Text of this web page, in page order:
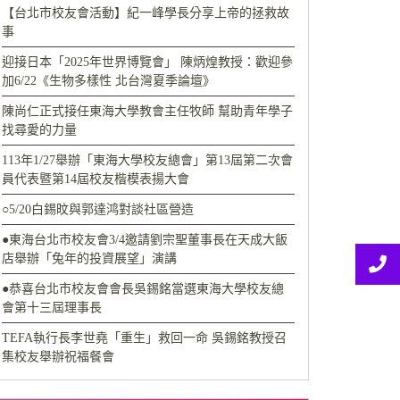
【台北市校友會活動】紀一峰學長分享上帝的拯救故
事
迎接日本「2025年世界博覽會」 陳炳煌教授：歡迎參
加6/22《生物多樣性 北台灣夏季論壇》
陳尚仁正式接任東海大學教會主任牧師 幫助青年學子
找尋愛的力量
113年1/27舉辦「東海大學校友總會」第13屆第二次會
員代表暨第14屆校友楷模表揚大會
○5/20白錫旼與郭達鸿對談社區營造
●東海台北市校友會3/4邀請劉宗聖董事長在天成大飯
店舉辦「兔年的投資展望」演講
●恭喜台北市校友會會長吳錫銘當選東海大學校友總
會第十三屆理事長
TEFA執行長李世堯「重生」救回一命 吳錫銘教授召
集校友舉辦祝福餐會